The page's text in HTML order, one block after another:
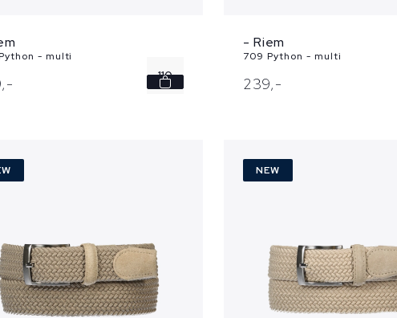
- multi
- 110
- Riem
709 Python - multi
239,-
NEW